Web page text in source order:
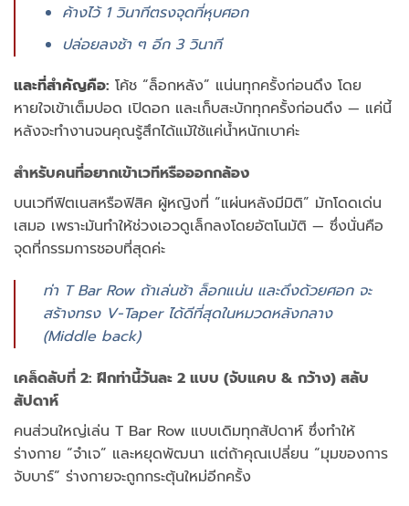
ค้างไว้ 1 วินาทีตรงจุดที่หุบศอก
ปล่อยลงช้า ๆ อีก 3 วินาที
และที่สำคัญคือ: โค้ช “ล็อกหลัง” แน่นทุกครั้งก่อนดึง โดย
หายใจเข้าเต็มปอด เปิดอก และเก็บสะบักทุกครั้งก่อนดึง — แค่นี้
หลังจะทำงานจนคุณรู้สึกได้แม้ใช้แค่น้ำหนักเบาค่ะ
สำหรับคนที่อยากเข้าเวทีหรือออกกล้อง
บนเวทีฟิตเนสหรือฟิสิค ผู้หญิงที่ “แผ่นหลังมีมิติ” มักโดดเด่น
เสมอ เพราะมันทำให้ช่วงเอวดูเล็กลงโดยอัตโนมัติ — ซึ่งนั่นคือ
จุดที่กรรมการชอบที่สุดค่ะ
ท่า T Bar Row ถ้าเล่นช้า ล็อกแน่น และดึงด้วยศอก จะ
สร้างทรง V-Taper ได้ดีที่สุดในหมวดหลังกลาง
(Middle back)
เคล็ดลับที่ 2: ฝึกท่านี้วันละ 2 แบบ (จับแคบ & กว้าง) สลับ
สัปดาห์
คนส่วนใหญ่เล่น T Bar Row แบบเดิมทุกสัปดาห์ ซึ่งทำให้
ร่างกาย “จำเจ” และหยุดพัฒนา แต่ถ้าคุณเปลี่ยน “มุมของการ
จับบาร์” ร่างกายจะถูกกระตุ้นใหม่อีกครั้ง